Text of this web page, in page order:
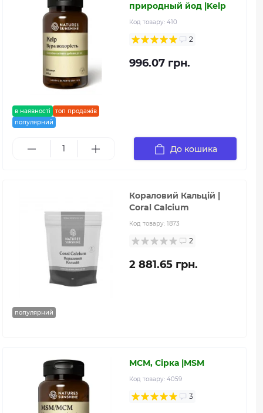
в наявності
топ продажів
популярний
природный йод |Kelp
Код товару: 410
2
996.07 грн.
До кошика
популярний
Кораловий Кальцій |
Coral Calcium
Код товару: 1873
2
2 881.65 грн.
МСМ, Сірка |MSM
Код товару: 4059
3